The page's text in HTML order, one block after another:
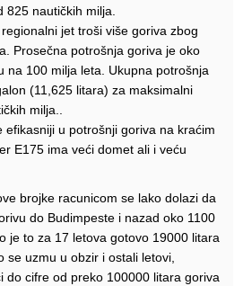
825 nautičkih milja.
jet troši više goriva zbog
Prosečna potrošnja goriva je oko
na 100 milja leta. Ukupna potrošnja
(11,625 litara) za maksimalni
milja..
efikasniji u potrošnji goriva na kraćim
E175 ima veći domet ali i veću
brojke racunicom se lako dolazi da
do Budimpeste i nazad oko 1100
je to za 17 letova gotovo 19000 litara
se uzmu u obzir i ostali letovi,
do cifre od preko 100000 litara goriva